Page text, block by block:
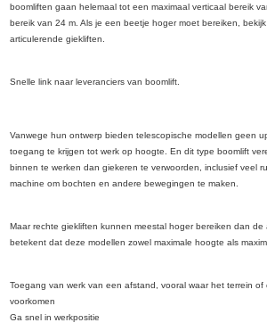
boomliften gaan helemaal tot een maximaal verticaal bereik
bereik van 24 m. Als je een beetje hoger moet bereiken,
articulerende giekliften.
Snelle link naar leveranciers van boomlift.
Vanwege hun ontwerp bieden telescopische modellen geen
toegang te krijgen tot werk op hoogte. En dit type boomlift
binnen te werken dan giekeren te verwoorden, inclusief veel
machine om bochten en andere bewegingen te maken.
Maar rechte giekliften kunnen meestal hoger bereiken dan de
betekent dat deze modellen zowel maximale hoogte als
Toegang van werk van een afstand, vooral waar het terrein
voorkomen
Ga snel in werkpositie